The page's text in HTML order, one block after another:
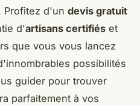
Profitez d'un devis gratuit
d'artisans certifiés et
que vous vous lancez
possibilités
guider pour trouver
parfaitement à vos